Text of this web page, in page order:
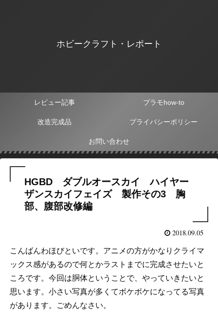
ホビークラフト・レポート
レビュー記事 プラモhow-to
改造完成品 プライバシーポリシー
お問い合わせ
HGBD ダブルオースカイ ハイヤー
ザンスカイフェイズ 製作その3 胸
部、腹部改修編
2018.09.05
こんばんわほびといです。アニメの方がかなりクライマ
ックス感があるので何とかラストまでに完成させたいと
ころです。今回は胴体ということで、やっていきたいと
思います。小さい写真が多くてボケボケになってる写真
があります。ごめんなさい。